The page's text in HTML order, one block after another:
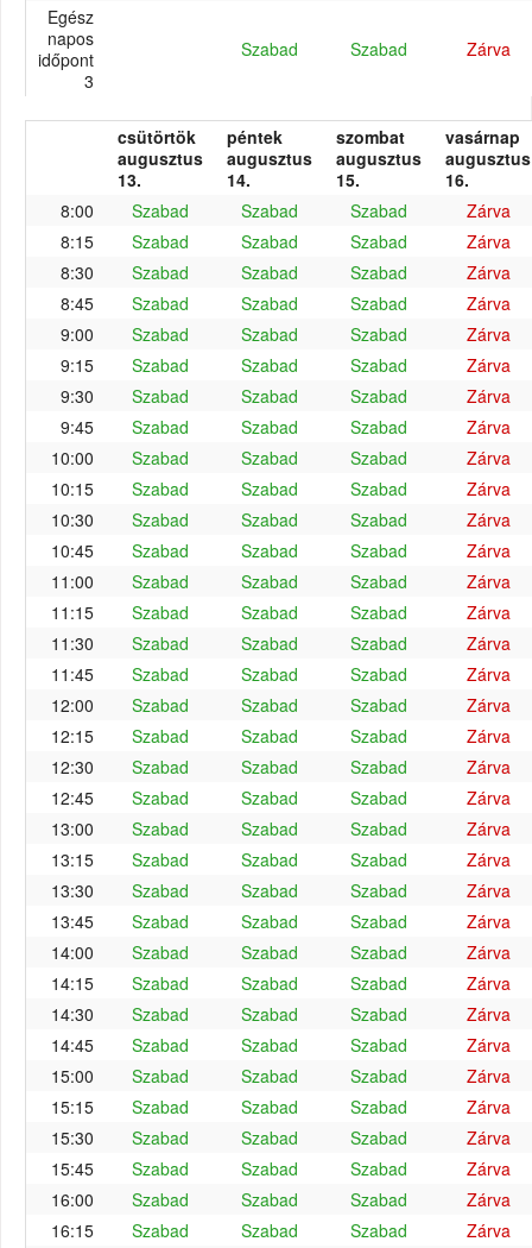
Egész
napos
időpont
3
Szabad Szabad Zárva
csütörtök
augusztus
13.
péntek
augusztus
14.
szombat
augusztus
15.
vasárnap
augusztus
16.
8:00
Szabad Szabad Szabad
Zárva
8:15
Szabad Szabad Szabad
Zárva
8:30
Szabad Szabad Szabad
Zárva
8:45
Szabad Szabad Szabad
Zárva
9:00
Szabad Szabad Szabad
Zárva
9:15
Szabad Szabad Szabad
Zárva
9:30
Szabad Szabad Szabad
Zárva
9:45
Szabad Szabad Szabad
Zárva
10:00
Szabad Szabad Szabad
Zárva
10:15
Szabad Szabad Szabad
Zárva
10:30
Szabad Szabad Szabad
Zárva
10:45
Szabad Szabad Szabad
Zárva
11:00
Szabad Szabad Szabad
Zárva
11:15
Szabad Szabad Szabad
Zárva
11:30
Szabad Szabad Szabad
Zárva
11:45
Szabad Szabad Szabad
Zárva
12:00
Szabad Szabad Szabad
Zárva
12:15
Szabad Szabad Szabad
Zárva
12:30
Szabad Szabad Szabad
Zárva
12:45
Szabad Szabad Szabad
Zárva
13:00
Szabad Szabad Szabad
Zárva
13:15
Szabad Szabad Szabad
Zárva
13:30
Szabad Szabad Szabad
Zárva
13:45
Szabad Szabad Szabad
Zárva
14:00
Szabad Szabad Szabad
Zárva
14:15
Szabad Szabad Szabad
Zárva
14:30
Szabad Szabad Szabad
Zárva
14:45
Szabad Szabad Szabad
Zárva
15:00
Szabad Szabad Szabad
Zárva
15:15
Szabad Szabad Szabad
Zárva
15:30
Szabad Szabad Szabad
Zárva
15:45
Szabad Szabad Szabad
Zárva
16:00
Szabad Szabad Szabad
Zárva
16:15
Szabad Szabad Szabad Zárva